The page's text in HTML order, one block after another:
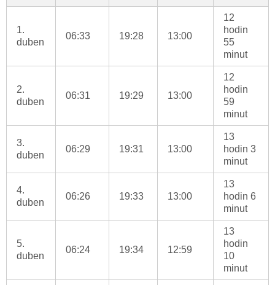
1.
duben
06:33 19:28 13:00
12
hodin
55
minut
2.
duben
06:31 19:29 13:00
12
hodin
59
minut
3.
duben
06:29 19:31 13:00
13
hodin 3
minut
4.
duben
06:26 19:33 13:00
13
hodin 6
minut
5.
duben
06:24 19:34 12:59
13
hodin
10
minut